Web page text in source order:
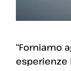
“Forniamo
esperienze